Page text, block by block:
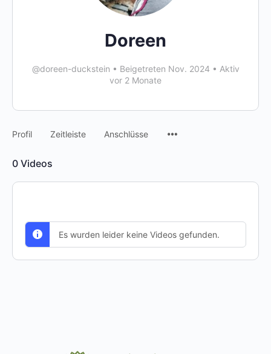
Doreen
@doreen-duckstein • Beigetreten Nov. 2024 • Aktiv
vor 2 Monate
Profil Zeitleiste Anschlüsse
0 Videos
Es wurden leider keine Videos gefunden.